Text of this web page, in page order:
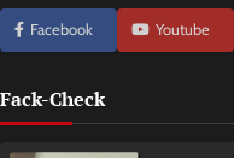
Facebook Youtube
Fack-Check